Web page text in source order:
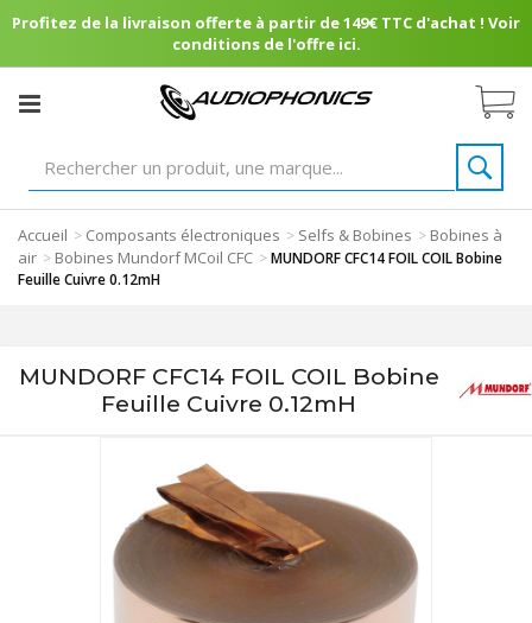
Profitez de la livraison offerte à partir de 149€ TTC d'achat ! Voir
conditions de l'offre ici.
Accueil > Composants électroniques > Selfs & Bobines > Bobines à
air > Bobines Mundorf MCoil CFC >MUNDORF CFC14 FOIL COIL Bobine
Feuille Cuivre 0.12mH
MUNDORF CFC14 FOIL COIL Bobine
Feuille Cuivre 0.12mH